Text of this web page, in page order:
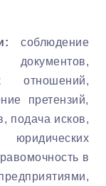
соблюдение
отношений,
претензий,
подача исков,
юридических
в